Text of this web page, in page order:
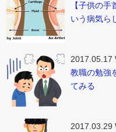
【子供の
いう病気ら
2017.05.17
教職の勉強
てみる
2017.03.29